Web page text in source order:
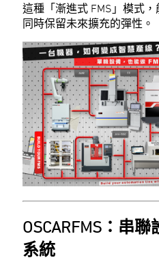
這種「漸進式 FMS」模式，
同時保留未來擴充的彈性。
OSCARFMS：串
系統